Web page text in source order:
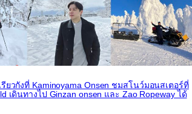
รียวกังที่ Kaminoyama Onsen ชมสโนว์มอนสเตอร์ที่
เดินทางไป Ginzan onsen และ Zao Ropeway ได้